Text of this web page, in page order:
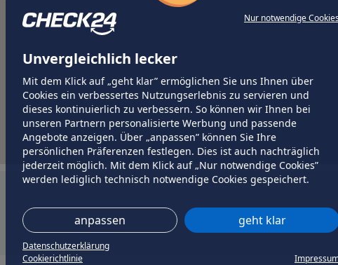
Nur notwendige
Unvergleichlich lecker
Mit dem Klick auf „geht klar” ermöglichen Sie uns Ihnen über
Cookies ein verbessertes Nutzungserlebnis zu servieren und
dieses kontinuierlich zu verbessern. So können wir Ihnen bei
unseren Partnern personalisierte Werbung und passende
Angebote anzeigen. Über „anpassen” können Sie Ihre
persönlichen Präferenzen festlegen. Dies ist auch nachträglich
jederzeit möglich. Mit dem Klick auf „Nur notwendige Cookies”
werden lediglich technisch notwendige Cookies gespeichert.
anpassen geht klar
Datenschutzerklärung
Cookierichtlinie